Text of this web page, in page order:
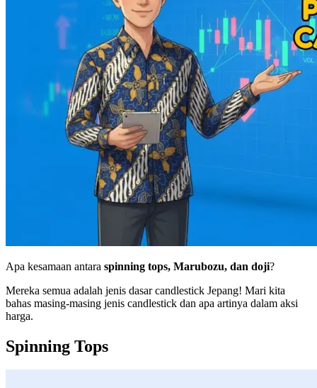
Apa kesamaan antara spinning tops, Marubozu, dan doji?
Mereka semua adalah jenis dasar candlestick Jepang! Mari kita
bahas masing-masing jenis candlestick dan apa artinya dalam aksi
harga.
Spinning Tops